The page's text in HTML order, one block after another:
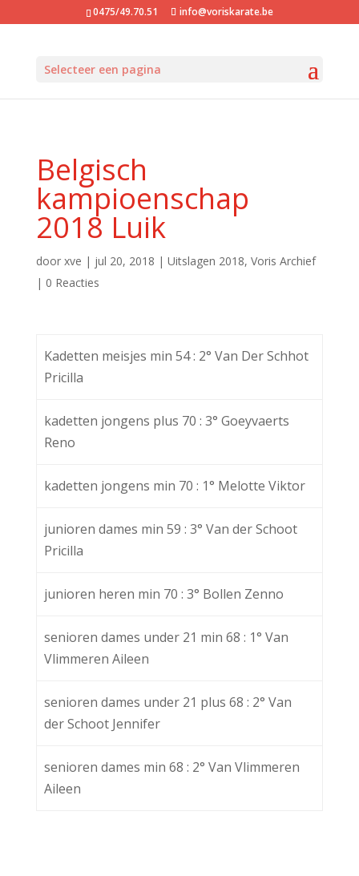
0475/49.70.51 info@voriskarate.be
Selecteer een pagina
Belgisch
kampioenschap
2018 Luik
door xve | jul 20, 2018 | Uitslagen 2018, Voris Archief
| 0 Reacties
Kadetten meisjes min 54 : 2° Van Der Schhot
Pricilla
kadetten jongens plus 70 : 3° Goeyvaerts
Reno
kadetten jongens min 70 : 1° Melotte Viktor
junioren dames min 59 : 3° Van der Schoot
Pricilla
junioren heren min 70 : 3° Bollen Zenno
senioren dames under 21 min 68 : 1° Van
Vlimmeren Aileen
senioren dames under 21 plus 68 : 2° Van
der Schoot Jennifer
senioren dames min 68 : 2° Van Vlimmeren
Aileen